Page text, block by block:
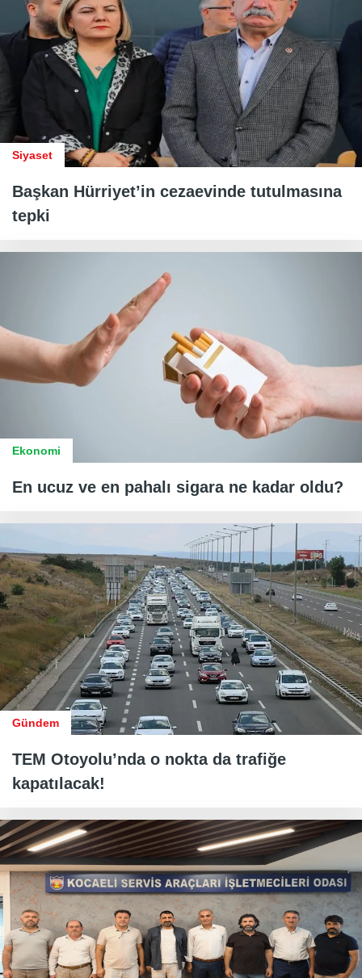
Siyaset
Başkan Hürriyet’in cezaevinde tutulmasına
tepki
Ekonomi
En ucuz ve en pahalı sigara ne kadar oldu?
Gündem
TEM Otoyolu’nda o nokta da trafiğe
kapatılacak!